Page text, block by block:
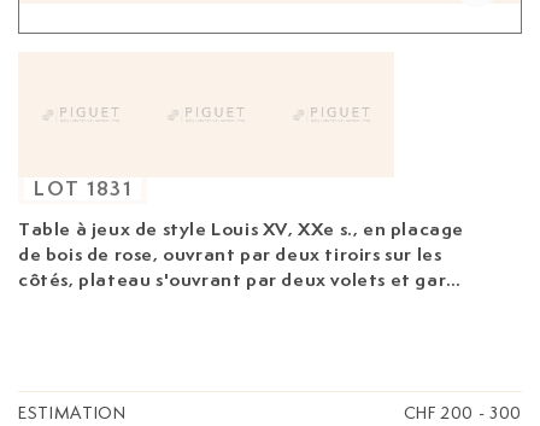
Table à jeux de style Louis XV, XXe s.,
de bois de rose, ouvrant par deux tiroirs sur les
côtés, plateau s'ouvrant par deux volets et garni
LOT 1831
ESTIMATION CHF 200 - 300